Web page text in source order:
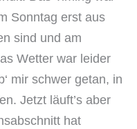
Sonntag erst aus
sind und am
Wetter war leider
mir schwer getan, in
Jetzt läuft’s aber
hat